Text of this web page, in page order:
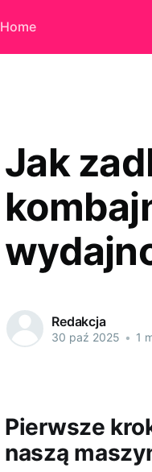
Home
Jak
Redakcja
30 paź 2025 • 1
Pierwsze
naszą